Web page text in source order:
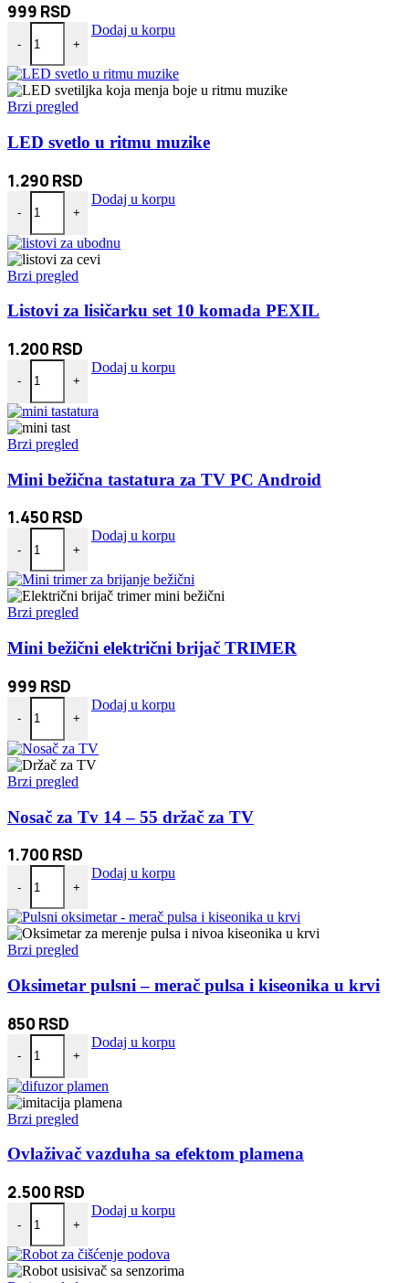
999 RSD
-
LED Naočare - Svetleće Naočare za Žurke količina
+
Dodaj u korpu
Brzi pregled
LED svetlo u ritmu muzike
1.290 RSD
-
LED svetlo u ritmu muzike količina
+
Dodaj u korpu
Brzi pregled
Listovi za lisičarku set 10 komada PEXIL
1.200 RSD
-
Listovi za lisičarku set 10 komada PEXIL količina
+
Dodaj u korpu
Brzi pregled
Mini bežična tastatura za TV PC Android
1.450 RSD
-
Mini bežična tastatura za TV PC Android količina
+
Dodaj u korpu
Brzi pregled
Mini bežični električni brijač TRIMER
999 RSD
-
Mini bežični električni brijač TRIMER količina
+
Dodaj u korpu
Brzi pregled
Nosač za Tv 14 – 55 držač za TV
1.700 RSD
-
Nosač za Tv 14 - 55 držač za TV količina
+
Dodaj u korpu
Brzi pregled
Oksimetar pulsni – merač pulsa i kiseonika u krvi
850 RSD
-
Oksimetar pulsni - merač pulsa i kiseonika u krvi količina
+
Dodaj u korpu
Brzi pregled
Ovlaživač vazduha sa efektom plamena
2.500 RSD
-
Ovlaživač vazduha sa efektom plamena količina
+
Dodaj u korpu